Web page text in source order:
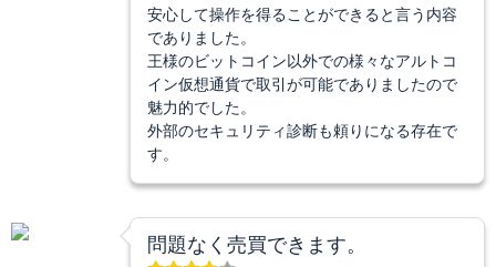
安心して操作を得ることができると言う内容
でありました。
王様のビットコイン以外での様々なアルトコ
イン仮想通貨で取引が可能でありましたので
魅力的でした。
外部のセキュリティ診断も頼りになる存在で
す。
問題なく売買できます。